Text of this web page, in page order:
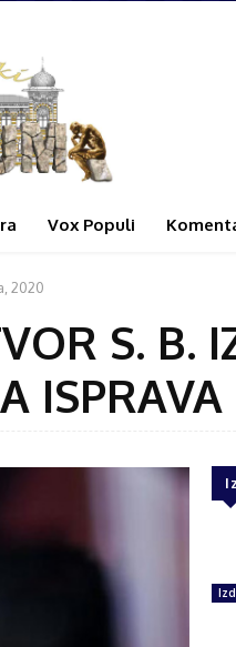
Vox Populi
2020
S. B.
ISPRAVA